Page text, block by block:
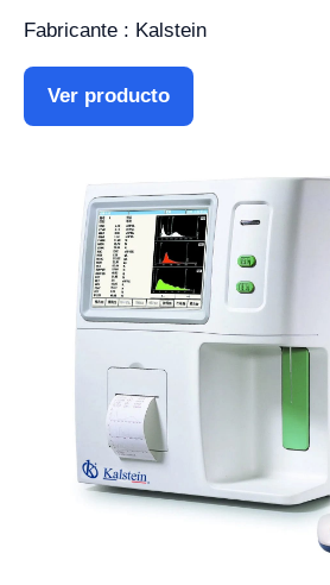
Fabricante : Kalstein
Ver producto